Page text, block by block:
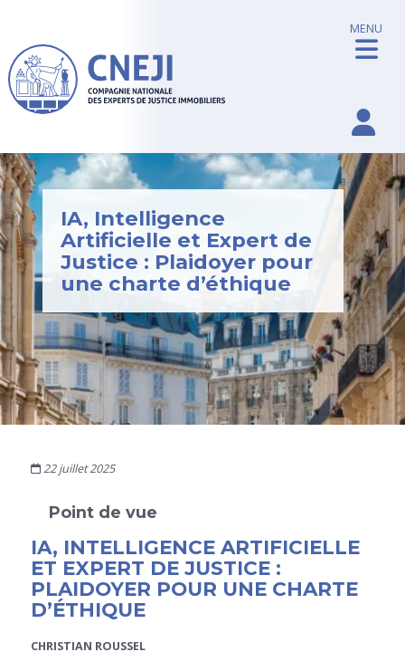
MENU
IA, Intelligence
Artificielle et Expert de
Justice : Plaidoyer pour
une charte d’éthique
22 juillet 2025
Point de vue
IA, INTELLIGENCE ARTIFICIELLE
ET EXPERT DE JUSTICE :
PLAIDOYER POUR UNE CHARTE
D’ÉTHIQUE
CHRISTIAN ROUSSEL